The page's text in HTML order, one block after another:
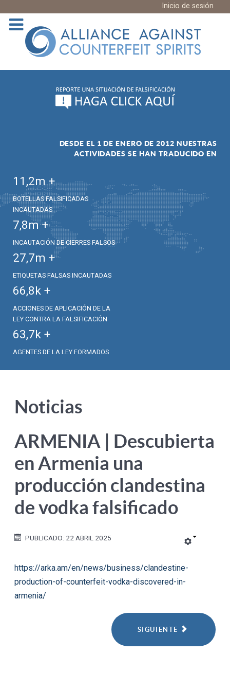
Inicio de sesión
DESDE EL 1 DE ENERO DE 2012 NUESTRAS
ACTIVIDADES SE HAN TRADUCIDO EN
11,2m +
BOTELLAS FALSIFICADAS
INCAUTADAS
7,8m +
INCAUTACIÓN DE CIERRES FALSOS
27,7m +
ETIQUETAS FALSAS INCAUTADAS
66,8k +
ACCIONES DE APLICACIÓN DE LA
LEY CONTRA LA FALSIFICACIÓN
63,7k +
AGENTES DE LA LEY FORMADOS
Noticias
ARMENIA | Descubierta
en Armenia una
producción clandestina
de vodka falsificado
PUBLICADO: 22 ABRIL 2025
https://arka.am/en/news/business/clandestine-
production-of-counterfeit-vodka-discovered-in-
armenia/
SIGUIENTE